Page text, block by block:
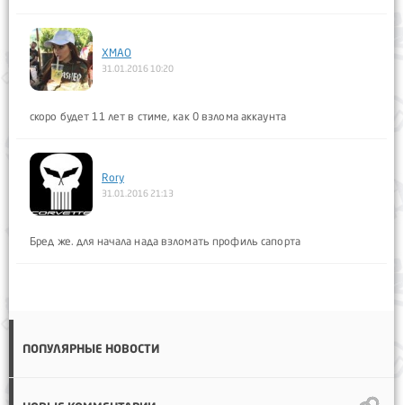
XMAO
31.01.2016 10:20
скоро будет 11 лет в стиме, как 0 взлома аккаунта
Rory
31.01.2016 21:13
Бред же. для начала нада взломать профиль сапорта
ПОПУЛЯРНЫЕ НОВОСТИ